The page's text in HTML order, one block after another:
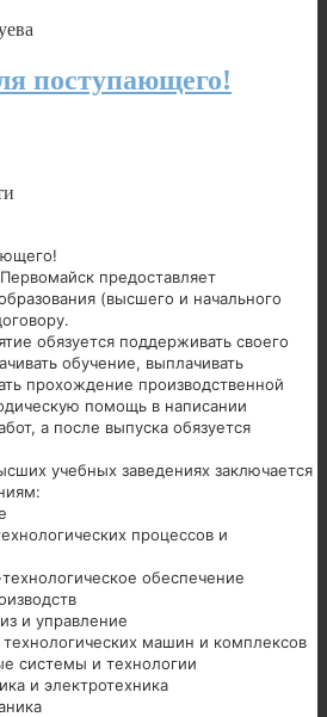
поступающего!
предоставляет
(высшего и начального
обязуется поддерживать своего
обучение, выплачивать
прохождение производственной
помощь в написании
а после выпуска обязуется
учебных заведениях заключается
процессов и
обеспечение
и управление
машин и комплексов
системы и технологии
и электротехника